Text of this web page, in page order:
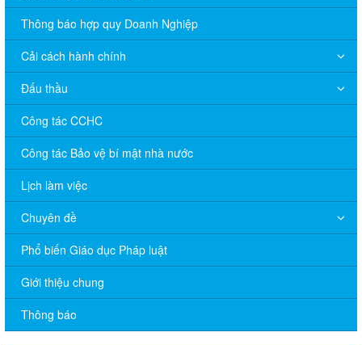
Thông báo hợp quy Doanh Nghiệp
Cải cách hành chính
Đấu thầu
Công tác CCHC
Công tác Bảo vệ bí mật nhà nước
Lịch làm việc
Chuyên đề
Phổ biến Giáo dục Pháp luật
Giới thiệu chung
Thông báo
V/v đề nghị báo cáo hệ thống phân phối, nhãn hiệu hàng hóa
và hoạt động mua bán khí trên địa bàn tỉnh năm 2025 (nhắc lần
2).
Thông báo bán thanh lý tài sản công theo hình thức chỉ định